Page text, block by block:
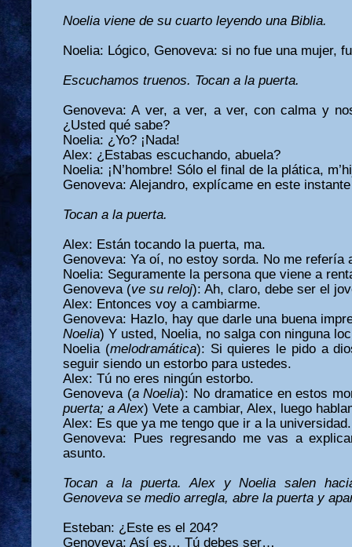
Noelia viene de su cuarto leyendo una Biblia.
Noelia: Lógico, Genoveva: si no fue una mujer,
Escuchamos truenos. Tocan a la puerta.
Genoveva: A ver, a ver, a ver, con calma y
¿Usted qué sabe?
Noelia: ¿Yo? ¡Nada!
Alex: ¿Estabas escuchando, abuela?
Noelia: ¡N’hombre! Sólo el final de la plática,
Genoveva: Alejandro, explícame en este
Tocan a la puerta.
Alex: Están tocando la puerta, ma.
Genoveva: Ya oí, no estoy sorda. No me
Noelia: Seguramente la persona que viene a
Genoveva (ve su reloj): Ah, claro, debe ser el
Alex: Entonces voy a cambiarme.
Genoveva: Hazlo, hay que darle una buena
Noelia) Y usted, Noelia, no salga con ninguna
Noelia (melodramática): Si quieres le pido a
seguir siendo un estorbo para ustedes.
Alex: Tú no eres ningún estorbo.
Genoveva (a Noelia): No dramatice en estos
puerta; a Alex) Vete a cambiar, Alex, luego
Alex: Es que ya me tengo que ir a la universidad.
Genoveva: Pues regresando me vas a
asunto.
Tocan a la puerta. Alex y Noelia salen
Genoveva se medio arregla, abre la puerta y
Esteban: ¿Este es el 204?
Genoveva: Así es… Tú debes ser…